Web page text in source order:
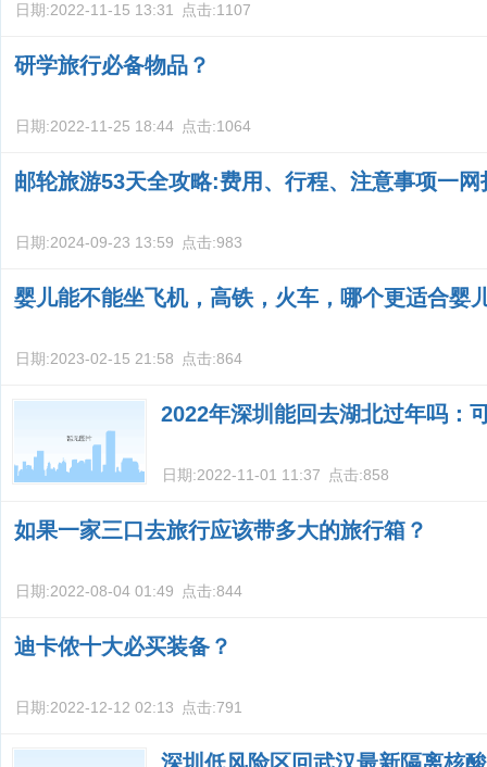
日期:2022-11-15 13:31 点击:1107
研学旅行必备物品？
日期:2022-11-25 18:44 点击:1064
邮轮旅游53天全攻略:费用、行程、注意事项一网
日期:2024-09-23 13:59 点击:983
婴儿能不能坐飞机，高铁，火车，哪个更适合婴
日期:2023-02-15 21:58 点击:864
2022年深圳能回去湖北过年吗：
日期:2022-11-01 11:37 点击:858
如果一家三口去旅行应该带多大的旅行箱？
日期:2022-08-04 01:49 点击:844
迪卡侬十大必买装备？
日期:2022-12-12 02:13 点击:791